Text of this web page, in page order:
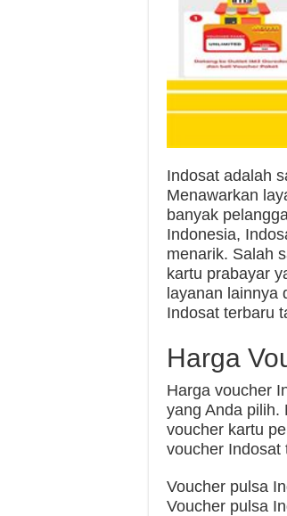
Indosat adalah
Menawarkan
banyak
Indonesia,
menarik. Salah
kartu prabayar
layanan lainnya
Indosat terbaru
Harga
Harga voucher
yang Anda pilih.
voucher kartu
voucher Indosat
Voucher pulsa
Voucher pulsa